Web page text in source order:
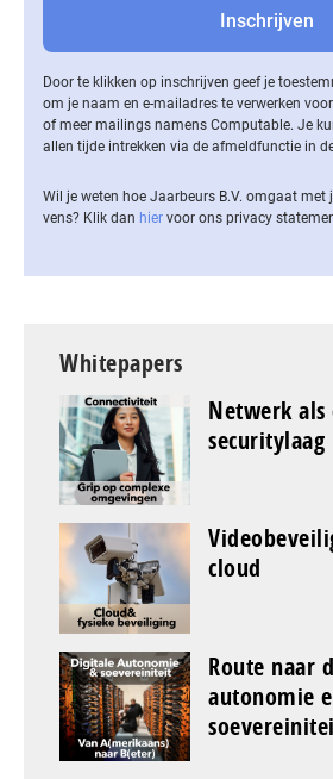
Door te klikken op inschrijven geef je
om je naam en e-mailadres te verwerken
of meer mailings namens Computable. Je
allen tijde intrekken via de af­meld­func­tie in
Wil je weten hoe Jaarbeurs B.V. omgaat
vens? Klik dan hier voor ons privacy
Whitepapers
Netwerk als
securitylaag
cloud
Route naar
autonomie